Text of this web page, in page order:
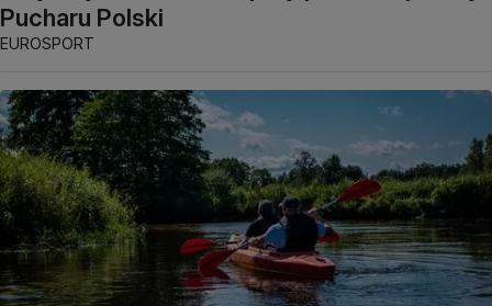
Pucharu Polski
EUROSPORT